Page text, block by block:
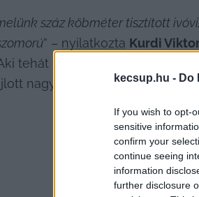
kecsup.hu - Do
If you wish to opt-
sensitive
confirm your
continue seeing
information
further disclosure
száz köbméter tisztított
” – nyilatkozta Kurdi
tehát komolyan is veszi az
nagyméretű megújítási